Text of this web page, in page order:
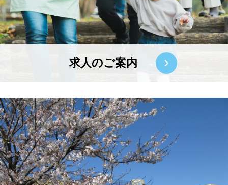
求人のご案内